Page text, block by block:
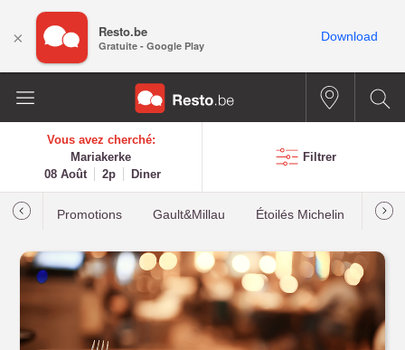
Vous avez cherché:
Mariakerke
08 Août
2p Diner
Filtrer
Promotions Gault&Millau Étoilés Michelin Les
× Resto.be
Gratuite - Google Play
Download